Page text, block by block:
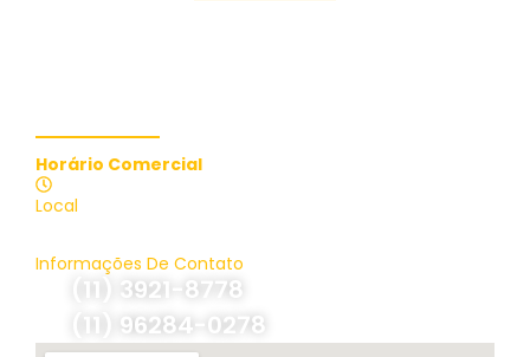
Horário Comercial
Local
Informações De Contato
(11) 3921-8778
(11) 96284-0278